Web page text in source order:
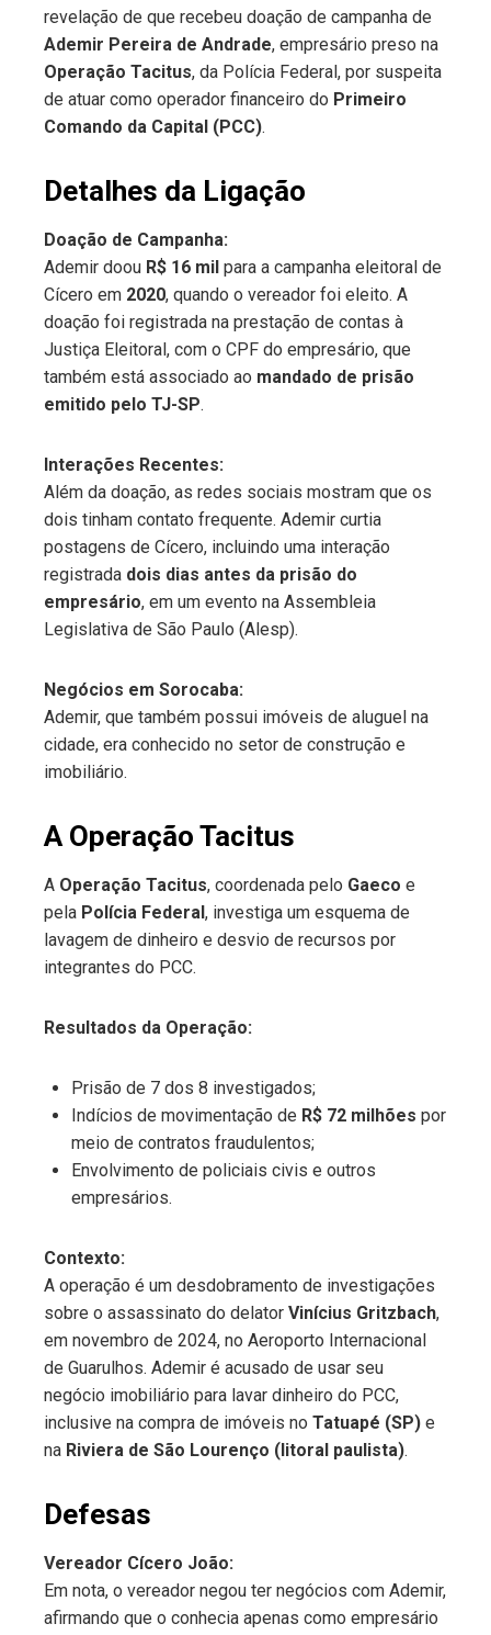
revelação de que recebeu doação de campanha de
Ademir Pereira de Andrade, empresário preso na
Operação Tacitus, da Polícia Federal, por suspeita
de atuar como operador financeiro do Primeiro
Comando da Capital (PCC).
Detalhes da Ligação
Doação de Campanha:
Ademir doou R$ 16 mil para a campanha eleitoral de
Cícero em 2020, quando o vereador foi eleito. A
doação foi registrada na prestação de contas à
Justiça Eleitoral, com o CPF do empresário, que
também está associado ao mandado de prisão
emitido pelo TJ-SP.
Interações Recentes:
Além da doação, as redes sociais mostram que os
dois tinham contato frequente. Ademir curtia
postagens de Cícero, incluindo uma interação
registrada dois dias antes da prisão do
empresário, em um evento na Assembleia
Legislativa de São Paulo (Alesp).
Negócios em Sorocaba:
Ademir, que também possui imóveis de aluguel na
cidade, era conhecido no setor de construção e
imobiliário.
A Operação Tacitus
A Operação Tacitus, coordenada pelo Gaeco e
pela Polícia Federal, investiga um esquema de
lavagem de dinheiro e desvio de recursos por
integrantes do PCC.
Resultados da Operação:
Prisão de 7 dos 8 investigados;
Indícios de movimentação de R$ 72 milhões por
meio de contratos fraudulentos;
Envolvimento de policiais civis e outros
empresários.
Contexto:
A operação é um desdobramento de investigações
sobre o assassinato do delator Vinícius Gritzbach,
em novembro de 2024, no Aeroporto Internacional
de Guarulhos. Ademir é acusado de usar seu
negócio imobiliário para lavar dinheiro do PCC,
inclusive na compra de imóveis no Tatuapé (SP) e
na Riviera de São Lourenço (litoral paulista).
Defesas
Vereador Cícero João:
Em nota, o vereador negou ter negócios com Ademir,
afirmando que o conhecia apenas como empresário